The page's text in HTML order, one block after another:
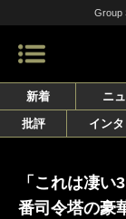
Group
新着 ニ
批評
イン
「これは凄
番司令塔の豪